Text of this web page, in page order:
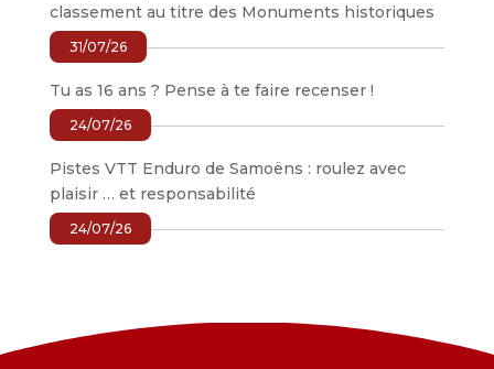
classement au titre des Monuments historiques
31/07/26
Tu as 16 ans ? Pense à te faire recenser !
24/07/26
Pistes VTT Enduro de Samoëns : roulez avec
plaisir … et responsabilité
24/07/26